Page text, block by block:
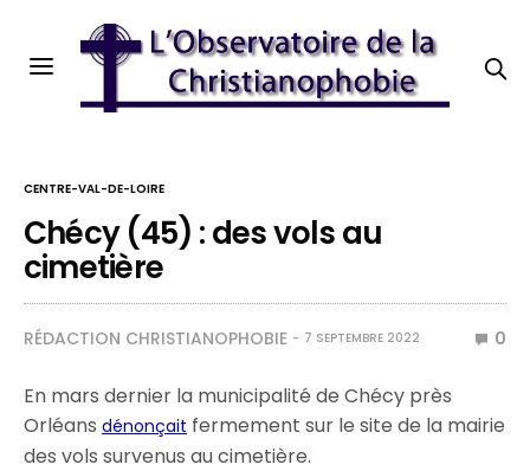
CENTRE-VAL-DE-LOIRE
Chécy (45) : des vols au
cimetière
RÉDACTION CHRISTIANOPHOBIE 7 SEPTEMBRE 2022 0
En mars dernier la municipalité de Chécy près
Orléansdénonçait fermement sur le site de la mairie
des vols survenus au cimetière.